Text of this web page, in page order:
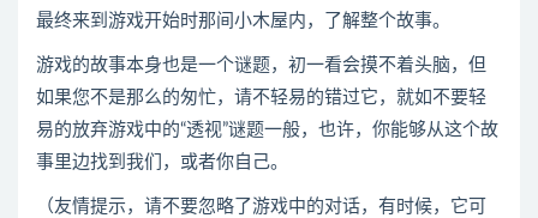
最终来到游戏开始时那间小木屋内，了解整个故事。
游戏的故事本身也是一个谜题，初一看会摸不着头脑，但
如果您不是那么的匆忙，请不轻易的错过它，就如不要轻
易的放弃游戏中的“透视”谜题一般，也许，你能够从这个故
事里边找到我们，或者你自己。
（友情提示，请不要忽略了游戏中的对话，有时候，它可